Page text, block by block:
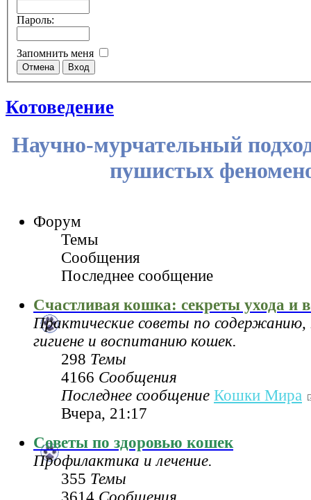
Пароль:
Запомнить меня
Котоведение
Научно‑мурчательный
пушистых
Форум
Темы
Сообщения
Последнее сообщение
Счастливая кошка: секреты ухода и
Практические советы по содержанию,
гигиене и воспитанию кошек.
298 Темы
4166 Сообщения
Последнее сообщение Кошки Мира
Вчера, 21:17
Советы по здоровью кошек
Профилактика и лечение.
355 Темы